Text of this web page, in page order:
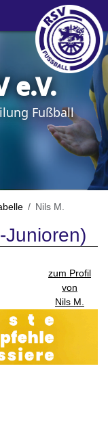
e.V.
Fußball
Nils M.
Junioren)
zum Profil
von
Nils M.